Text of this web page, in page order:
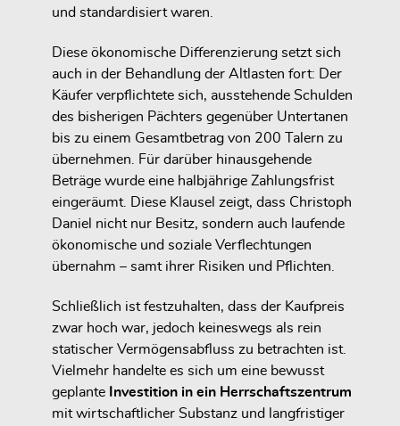
und standardisiert waren.
Diese ökonomische Differenzierung setzt sich
auch in der Behandlung der Altlasten fort: Der
Käufer verpflichtete sich, ausstehende Schulden
des bisherigen Pächters gegenüber Untertanen
bis zu einem Gesamtbetrag von 200 Talern zu
übernehmen. Für darüber hinausgehende
Beträge wurde eine halbjährige Zahlungsfrist
eingeräumt. Diese Klausel zeigt, dass Christoph
Daniel nicht nur Besitz, sondern auch laufende
ökonomische und soziale Verflechtungen
übernahm – samt ihrer Risiken und Pflichten.
Schließlich ist festzuhalten, dass der Kaufpreis
zwar hoch war, jedoch keineswegs als rein
statischer Vermögensabfluss zu betrachten ist.
Vielmehr handelte es sich um eine bewusst
geplante
Investition in ein Herrschaftszentrum
mit wirtschaftlicher Substanz und langfristiger